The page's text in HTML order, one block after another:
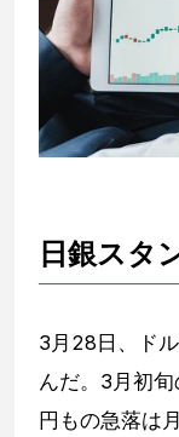
日銀スタ
3月28日、ド
んだ。3月初旬
円もの急落は